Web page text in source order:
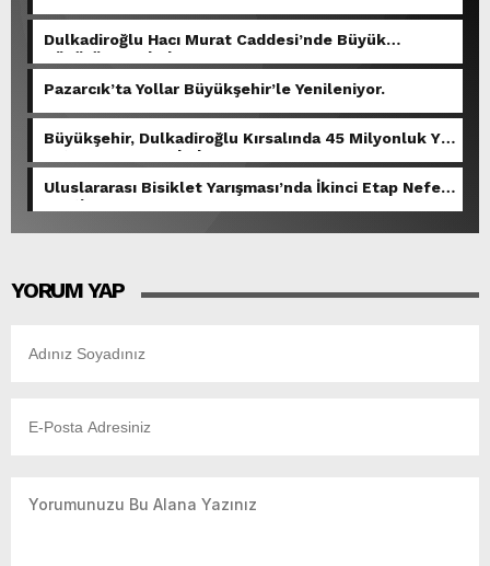
Dulkadiroğlu Hacı Murat Caddesi’nde Büyük
Dönüşüm Başladı.
Pazarcık’ta Yollar Büyükşehir’le Yenileniyor.
Büyükşehir, Dulkadiroğlu Kırsalında 45 Milyonluk Yol
Yatırımını Tamamladı.
Uluslararası Bisiklet Yarışması’nda İkinci Etap Nefes
Kesti.
YORUM YAP